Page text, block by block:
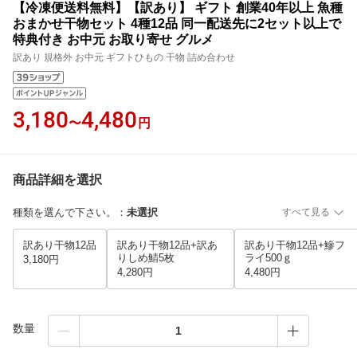
【冷凍便送料無料】【訳あり】 ギフト 創業40年以上 魚種
おまかせ干物セット 4種12品 同一配送先に2セット以上で
特典付き お中元 お取り寄せ グルメ
訳あり 規格外 お中元 ギフトひもの 干物 詰め合わせ
3,180〜4,480 円
商品詳細を選択
種類を選んで下さい。 ： 未選択 すべて見る
訳あり干物12品
3,180円
訳あり干物12品+訳あ
りしめ鯖5枚
4,280円
訳あり干物12品+鰺フ
ライ500ｇ
4,480円
数量